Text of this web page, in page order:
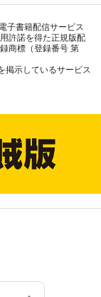
子書籍配信サービス
許諾を得た正規版配
商標（登録番号 第
掲示しているサービス